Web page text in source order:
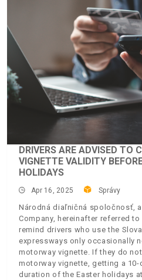
DRIVERS ARE ADVISED TO
VIGNETTE VALIDITY
HOLIDAYS
Apr 16, 2025 Správy
Národná diaľničná spoločnosť,
Company, hereinafter referred
remind drivers who use the
expressways only occasionally
motorway vignette. If they do
motorway vignette, getting a
duration of the Easter holidays